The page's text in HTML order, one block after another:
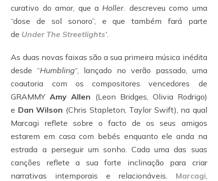
curativo do amor, que a Holler. descreveu como uma
“dose de sol sonoro”, e que também fará parte
de Under The Streetlights‘
As duas novas faixas são a sua primeira música inédita
desde “Humbling“, lançado no verão passado, uma
coautoria com os compositores vencedores de
GRAMMYAmy Allen (Leon Bridges, Olivia Rodrigo)
e Dan Wilson (Chris Stapleton, Taylor Swift), na qual
Marcagi reflete sobre o facto de os seus amigos
estarem em casa com bebés enquanto ele anda na
estrada a perseguir um sonho. Cada uma das suas
canções reflete a sua forte inclinação para criar
narrativas intemporais e relacionáveis. Marcagi